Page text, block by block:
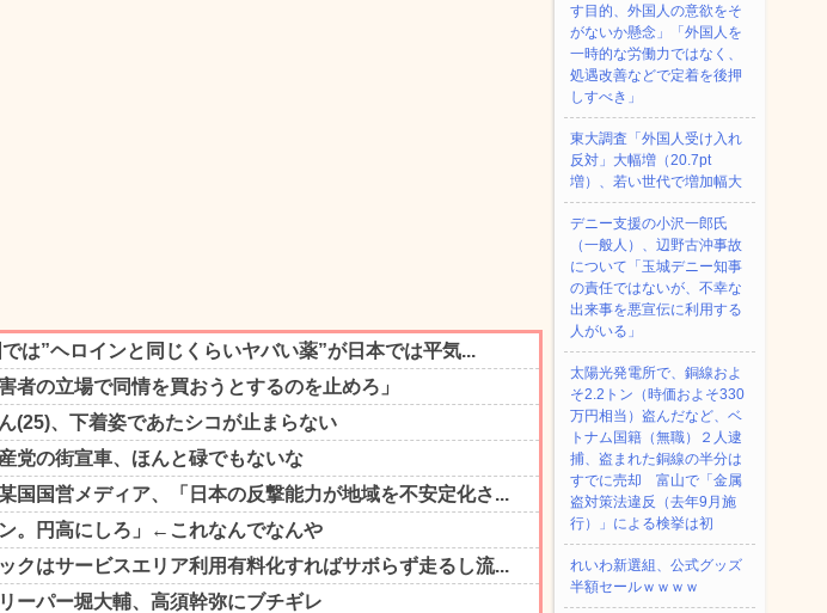
す目的、外国人の意欲をそ
がないか懸念」「外国人を
一時的な労働力ではなく、
処遇改善などで定着を後押
しすべき」
東大調査「外国人受け入れ
反対」大幅増（20.7pt
増）、若い世代で増加幅大
デニー支援の小沢一郎氏
（一般人）、辺野古沖事故
について「玉城デニー知事
の責任ではないが、不幸な
出来事を悪宣伝に利用する
人がいる」
太陽光発電所で、銅線およ
そ2.2トン（時価およそ330
万円相当）盗んだなど、ベ
トナム国籍（無職）２人逮
捕、盗まれた銅線の半分は
すでに売却 富山で「金属
盗対策法違反（去年9月施
行）」による検挙は初
れいわ新選組、公式グッズ
半額セールｗｗｗｗ